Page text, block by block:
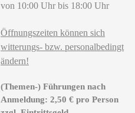
von 10:00 Uhr bis 18:00 Uhr
Öffnungszeiten können sich
witterungs- bzw. personalbedingt
ändern!
(Themen-) Führungen nach
Anmeldung: 2,50 € pro Person